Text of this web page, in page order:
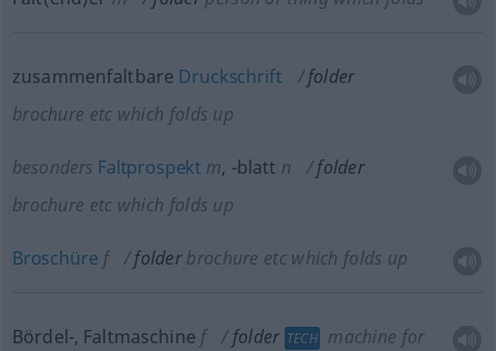
zusammenfaltbare Druckschrift
folder
brochure etc which folds up
besonders Faltprospekt m, -blatt n
folder
brochure etc which folds up
Broschüre f folder brochure etcwhich folds up
Bördel-, Faltmaschine f folder TECH machine for